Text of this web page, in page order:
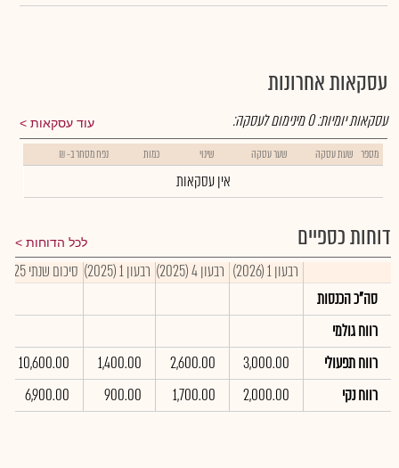
עסקאות אחרונות
עוד עסקאות עסקאות יומיות:0מינימום לעסקה:
מספר שעת עסקה שער עסקה שינוי כמות נפח מסחר ב- ₪
אין עסקאות
דוחות כספיים לכל הדוחות
רבעון 1 (2026) רבעון 4 (2025) רבעון 1 (2025)
סיכום שנתי 2025
סה"כ הכנסות
רווח גולמי
רווח תפעולי
3,000.00
2,600.00
1,400.00
10,600.00
רווח נקי
2,000.00
1,700.00
900.00
6,900.00